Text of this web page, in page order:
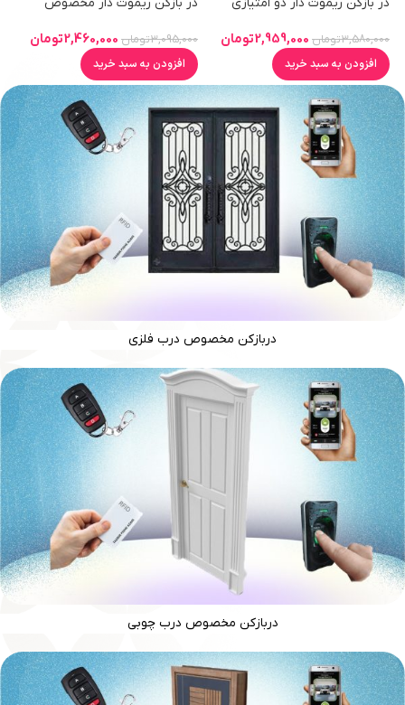
در بازکن ریموت دار دو امتیازی
3,580,000تومان 2,959,000تومان
افزودن به سبد خرید
در بازکن ریموت دار مخصوص
3,095,000تومان 2,460,000تومان
افزودن به سبد خرید
دربازکن مخصوص درب فلزی
دربازکن مخصوص درب چوبی